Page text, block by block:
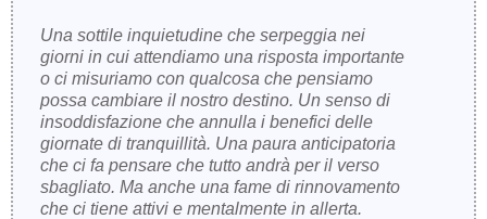
Una sottile inquietudine che serpeggia nei
giorni in cui attendiamo una risposta importante
o ci misuriamo con qualcosa che pensiamo
possa cambiare il nostro destino. Un senso di
insoddisfazione che annulla i benefici delle
giornate di tranquillità. Una paura anticipatoria
che ci fa pensare che tutto andrà per il verso
sbagliato. Ma anche una fame di rinnovamento
che ci tiene attivi e mentalmente in allerta.